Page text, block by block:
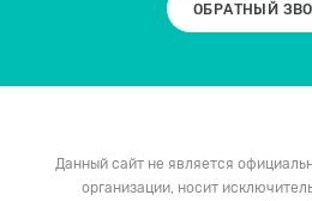
ОБРАТНЫЙ
Данный сайт не является
организации, носит